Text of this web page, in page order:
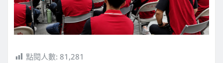
點閱人數: 81,281